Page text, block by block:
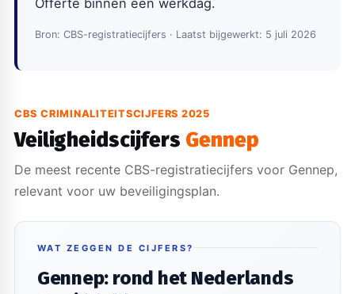
Offerte binnen één werkdag.
Bron: CBS-registratiecijfers · Laatst bijgewerkt: 5 juli 2026
CBS CRIMINALITEITSCIJFERS 2025
Veiligheidscijfers Gennep
De meest recente CBS-registratiecijfers voor Gennep,
relevant voor uw beveiligingsplan.
WAT ZEGGEN DE CIJFERS?
Gennep: rond het Nederlands